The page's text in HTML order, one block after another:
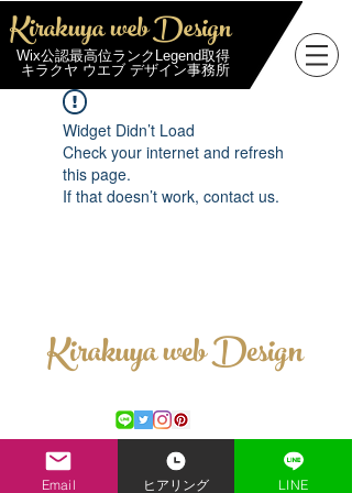
Kirakuya web Design
Wix公認最高位ランクLegend取得
キラクヤ ウエブ デザイン事務所
Widget Didn’t Load
Check your internet and refresh
this page.
If that doesn’t work, contact us.
Kirakuya web Design
お問合せ プライバシーポリシー 特定商取引法に基づく表記
Copyright © 2019 kirakuya web design All Rights Reserved.
Email ヒアリング LINE